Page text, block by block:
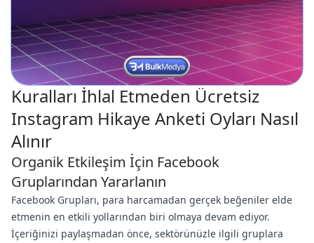
Kuralları İhlal Etmeden Ücretsiz
Instagram Hikaye Anketi Oyları Nasıl
Alınır
Organik Etkileşim İçin Facebook
Gruplarından Yararlanın
Facebook Grupları, para harcamadan gerçek beğeniler elde
etmenin en etkili yollarından biri olmaya devam ediyor.
İçeriğinizi paylaşmadan önce, sektörünüzle ilgili gruplara